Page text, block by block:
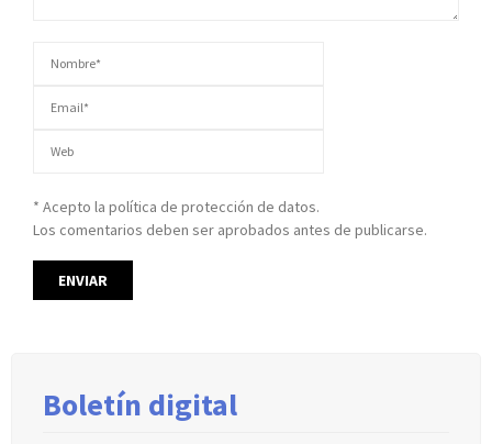
* Acepto la política de protección de datos.
Los comentarios deben ser aprobados antes de publicarse.
Boletín digital